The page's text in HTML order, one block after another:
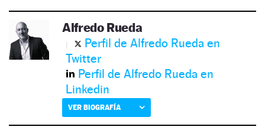
Alfredo Rueda
Perfil de Alfredo Rueda en
Twitter
Perfil de Alfredo Rueda en
Linkedin
VER BIOGRAFÍA